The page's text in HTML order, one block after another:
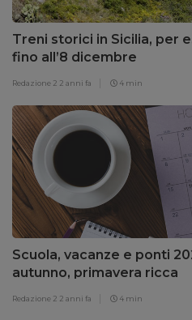
Treni storici in Sicilia, per
fino all’8 dicembre
Redazione 2 2 anni fa 4 min
Scuola, vacanze e ponti
autunno, primavera ricca
Redazione 2 2 anni fa 4 min